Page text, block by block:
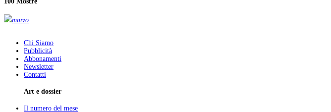
marzo
Chi Siamo
Pubblicità
Abbonamenti
Newsletter
Contatti
Art e dossier
Il numero del mese